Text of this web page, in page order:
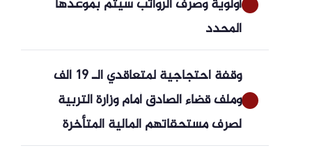
أولوية وصرف الرواتب سيتم بموعدها
المحدد
وقفة احتجاجية لمتعاقدي الـ 19 ألف
وملف قضاء الصادق أمام وزارة التربية
لصرف مستحقاتهم المالية المتأخرة